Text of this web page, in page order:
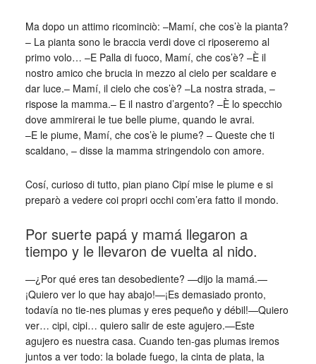
Ma dopo un attimo ricominciò: –Mamí, che cos’è la pianta?
– La pianta sono le braccia verdi dove ci riposeremo al
primo volo… –E Palla di fuoco, Mamí, che cos’è? –È il
nostro amico che brucia in mezzo al cielo per scaldare e
dar luce.– Mamí, il cielo che cos’è? –La nostra strada, –
rispose la mamma.– E il nastro d’argento? –È lo specchio
dove ammirerai le tue belle piume, quando le avrai.
–E le piume, Mamí, che cos’è le piume? – Queste che ti
scaldano, – disse la mamma stringendolo con amore.
Cosí, curioso di tutto, pian piano Cipí mise le piume e si
preparò a vedere coi propri occhi com’era fatto il mondo.
Por suerte papá y mamá llegaron a
tiempo y le llevaron de vuelta al nido.
—¿Por qué eres tan desobediente? —dijo la mamá.—
¡Quiero ver lo que hay abajo!—¡Es demasiado pronto,
todavía no tie-nes plumas y eres pequeño y débil!—Quiero
ver… cipi, cipi… quiero salir de este agujero.—Este
agujero es nuestra casa. Cuando ten-gas plumas iremos
juntos a ver todo: la bolade fuego, la cinta de plata, la